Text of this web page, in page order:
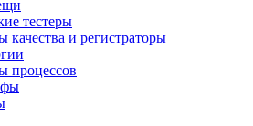
тестеры
качества и регистраторы
процессов